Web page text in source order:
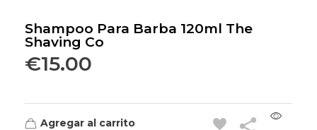
Shampoo Para Barba 120ml The
Shaving Co
€15.00
Agregar al carrito